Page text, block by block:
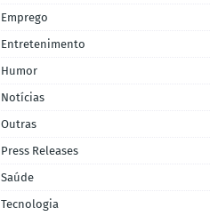
Emprego
Entretenimento
Humor
Notícias
Outras
Press Releases
Saúde
Tecnologia